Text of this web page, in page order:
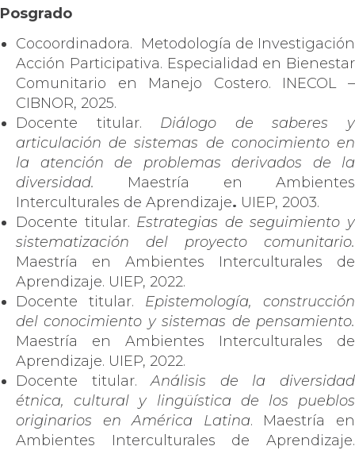
Posgrado
Cocoordinadora. Metodología de Investigación
Acción Participativa. Especialidad en Bienestar
Comunitario en Manejo Costero. INECOL –
CIBNOR, 2025.
Docente titular. Diálogo de saberes y
articulación de sistemas de conocimiento en
la atención de problemas derivados de la
diversidad. Maestría en Ambientes
Interculturales de Aprendizaje. UIEP, 2003.
Docente titular. Estrategias de seguimiento y
sistematización del proyecto comunitario.
Maestría en Ambientes Interculturales de
Aprendizaje. UIEP, 2022.
Docente titular. Epistemología, construcción
del conocimiento y sistemas de pensamiento.
Maestría en Ambientes Interculturales de
Aprendizaje. UIEP, 2022.
Docente titular.Análisis de la diversidad
étnica, cultural y lingüística de los pueblos
originarios en América Latina. Maestría en
Ambientes Interculturales de Aprendizaje.